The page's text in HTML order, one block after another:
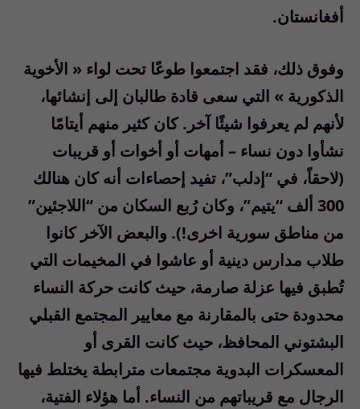
أفغانستان.
وفوق ذلك، فقد اجتمعوا طوعًا تحت لواء « الأخوية
الذكورية » التي سعى قادة طالبان إلى إنشائها،
لأنهم لم يعرفوا شيئًا آخر .كان كثير منهم أيتامًا
نشأوا دون نساء – أمهات أو أخوات أو قريبات
(لاحقاً، في “إدلب”، تفيد إحصاءات أنه كان هنالك
300 ألف “يتيم”، وكان رُبع السكان من “اللاجئين”
من مناطق سورية اخرى!). والبعض الآخر كانوا
طلاب مدارس دينية أو عاشوا في المخيمات التي
تُطبق فيها عزلة صارمة، حيث كانت حركة النساء
محدودة حتى بالمقارنة مع معايير المجتمع القبلي
البشتوني المحافظ، حيث كانت القرى أو
المعسكرات البدوية مجتمعات مترابطة يختلط فيها
الرجال مع قريباتهم من النساء. أما هؤلاء الفتية،